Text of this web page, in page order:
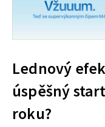
Lednový
úspěšný
roku?